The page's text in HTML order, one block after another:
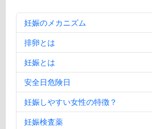
妊娠のメカニズム
排卵とは
妊娠とは
安全日危険日
妊娠しやすい女性の特徴？
妊娠検査薬